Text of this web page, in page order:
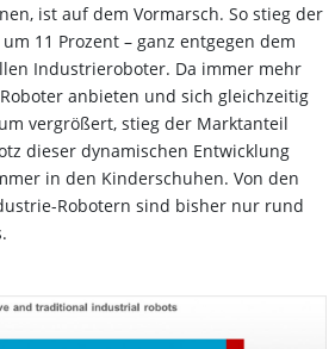
ist auf dem Vormarsch. So stieg der
11 Prozent – ganz entgegen dem
Industrieroboter. Da immer mehr
anbieten und sich gleichzeitig
vergrößert, stieg der Marktanteil
dieser dynamischen Entwicklung
in den Kinderschuhen. Von den
Robotern sind bisher nur rund